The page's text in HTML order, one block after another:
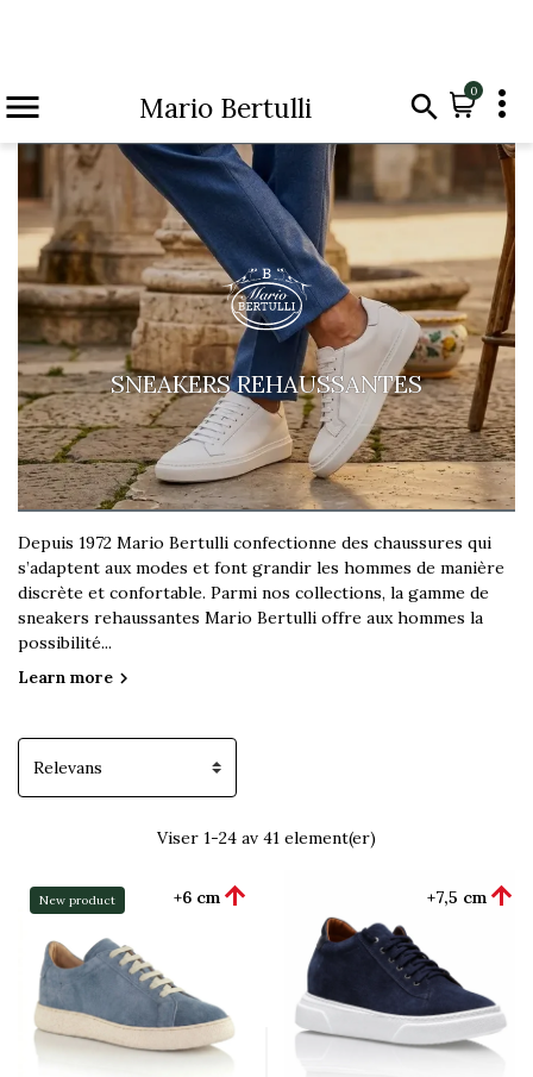
 Mario Bertulli  0 
SNEAKERS REHAUSSANTES
Depuis 1972 Mario Bertulli confectionne des chaussures qui
s’adaptent aux modes et font grandir les hommes de manière
discrète et confortable. Parmi nos collections, la gamme de
sneakers rehaussantes Mario Bertulli offre aux hommes la
possibilité...
Learn more chevron_right
Viser 1-24 av 41 element(er)
New product +6 cm  +7,5 cm 